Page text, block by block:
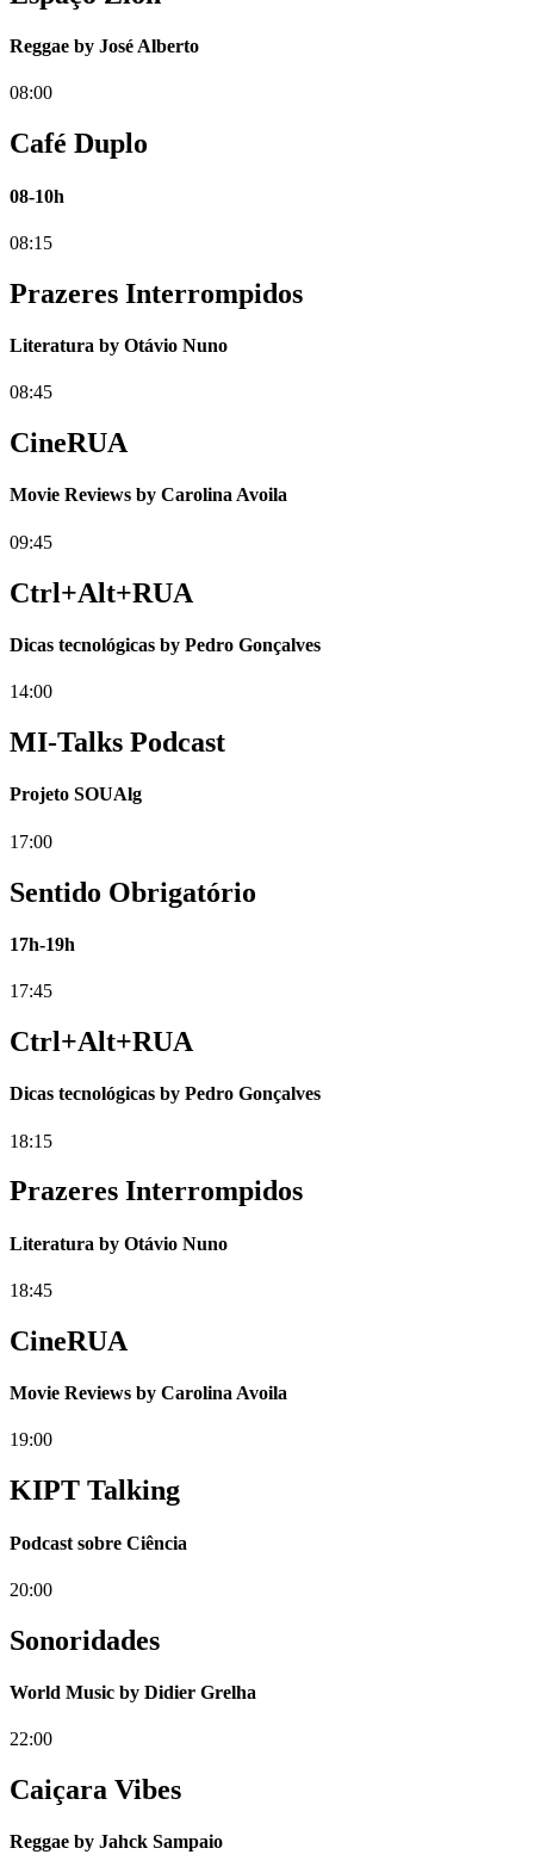
Reggae by José Alberto
08:00
Café Duplo
08-10h
08:15
Prazeres Interrompidos
Literatura by Otávio Nuno
08:45
CineRUA
Movie Reviews by Carolina Avoila
09:45
Ctrl+Alt+RUA
Dicas tecnológicas by Pedro Gonçalves
14:00
MI-Talks Podcast
Projeto SOUAlg
17:00
Sentido Obrigatório
17h-19h
17:45
Ctrl+Alt+RUA
Dicas tecnológicas by Pedro Gonçalves
18:15
Prazeres Interrompidos
Literatura by Otávio Nuno
18:45
CineRUA
Movie Reviews by Carolina Avoila
19:00
KIPT Talking
Podcast sobre Ciência
20:00
Sonoridades
World Music by Didier Grelha
22:00
Caiçara Vibes
Reggae by Jahck Sampaio